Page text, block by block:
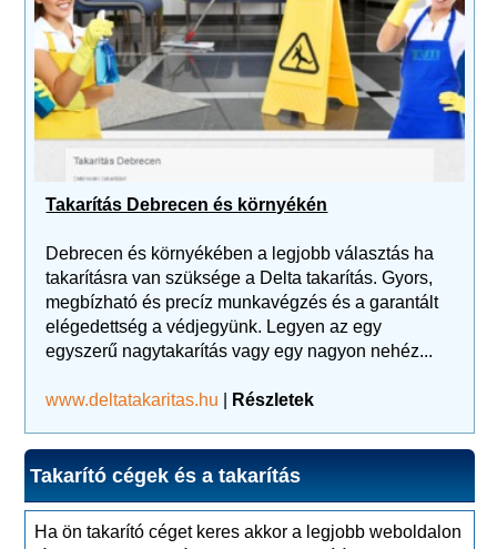
Takarítás Debrecen és környékén
Debrecen és környékében a legjobb választás ha
takarításra van szüksége a Delta takarítás. Gyors,
megbízható és precíz munkavégzés és a garantált
elégedettség a védjegyünk. Legyen az egy
egyszerű nagytakarítás vagy egy nagyon nehéz...
www.deltatakaritas.hu Részletek
Takarító cégek és a takarítás
Ha ön takarító céget keres akkor a legjobb weboldalon